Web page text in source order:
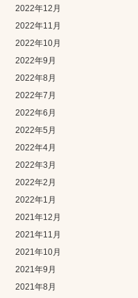
2022年12月
2022年11月
2022年10月
2022年9月
2022年8月
2022年7月
2022年6月
2022年5月
2022年4月
2022年3月
2022年2月
2022年1月
2021年12月
2021年11月
2021年10月
2021年9月
2021年8月